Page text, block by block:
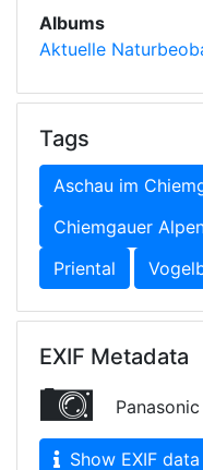
Albums
Aktuelle
Tags
Aschau im
Chiemgauer
Priental
EXIF Metadata
Show EXIF data